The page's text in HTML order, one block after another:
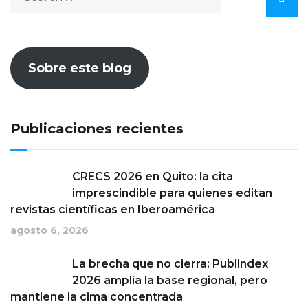
Sobre este blog
Publicaciones recientes
CRECS 2026 en Quito: la cita
imprescindible para quienes editan
revistas científicas en Iberoamérica
agosto 6, 2026
La brecha que no cierra: Publindex
2026 amplía la base regional, pero
mantiene la cima concentrada